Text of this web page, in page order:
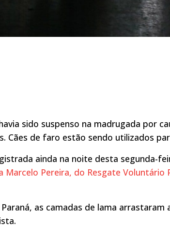
sido suspenso na madrugada por
Cães de faro estão sendo utilizados
ainda na noite desta segunda-
Marcelo Pereira, do Resgate Voluntário
as camadas de lama arrastaram